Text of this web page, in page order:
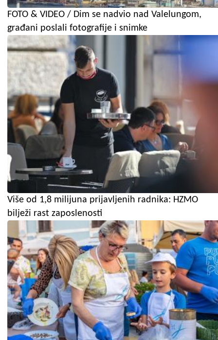
FOTO & VIDEO / Dim se nadvio nad Valelungom,
građani poslali fotografije i snimke
Više od 1,8 milijuna prijavljenih radnika: HZMO
bilježi rast zaposlenosti